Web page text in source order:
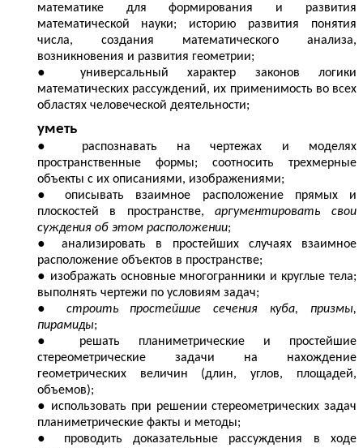
математике для формирования и развития
математической науки; историю развития понятия
числа, создания математического анализа,
возникновения и развития геометрии;
универсальный характер законов логики
математических рассуждений, их применимость во всех
областях человеческой деятельности;
уметь
распознавать на чертежах и моделях
пространственные формы; соотносить трехмерные
объекты с их описаниями, изображениями;
описывать взаимное расположение прямых и
плоскостей в пространстве,аргументировать свои
суждения об этом расположении;
анализировать в простейших случаях взаимное
расположение объектов в пространстве;
изображать основные многогранники и круглые тела;
выполнять чертежи по условиям задач;
строить простейшие сечения куба, призмы,
пирамиды;
решать планиметрические и простейшие
стереометрические задачи на нахождение
геометрических величин (длин, углов, площадей,
объемов);
использовать при решении стереометрических задач
планиметрические факты и методы;
проводить доказательные рассуждения в ходе